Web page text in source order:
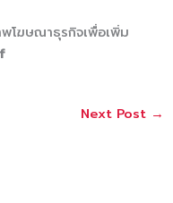
โฆษณาธุรกิจเพื่อเพิ่ม
Next Post →